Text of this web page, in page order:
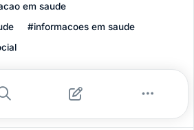
em saude
#informacoes em saude